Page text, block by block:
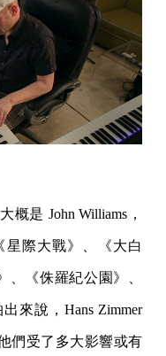
是 John Williams，
星際大戰》、《大白
、《侏羅紀公園》、
來說，Hans Zimmer
們受了多大影響或有